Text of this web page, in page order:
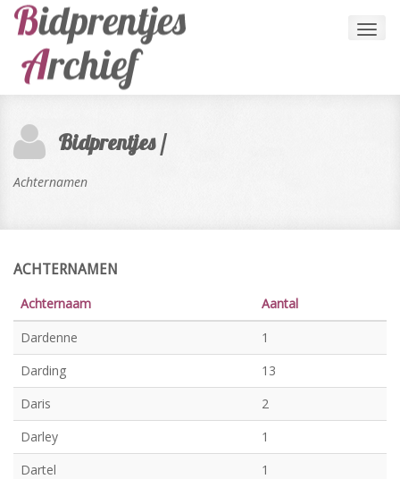
Bidprentjes /
Achternamen
ACHTERNAMEN
Achternaam
Aantal
Dardenne
1
Darding
13
Daris
2
Darley
1
Dartel
1